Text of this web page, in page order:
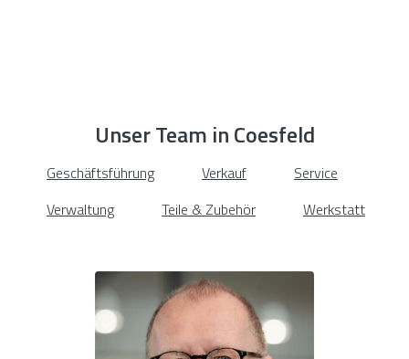
Unser Team in Coesfeld
Geschäftsführung Verkauf
Service
Verwaltung
Teile & Zubehör Werkstatt